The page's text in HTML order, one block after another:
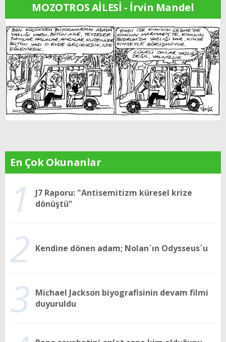
MOZOTROS AİLESİ - İrvin Mandel
En Çok Okunanlar
1
J7 Raporu: "Antisemitizm küresel krize
dönüştü"
2 Kendine dönen adam; Nolan´ın Odysseus´u
3 Michael Jackson biyografisinin devam filmi
duyuruldu